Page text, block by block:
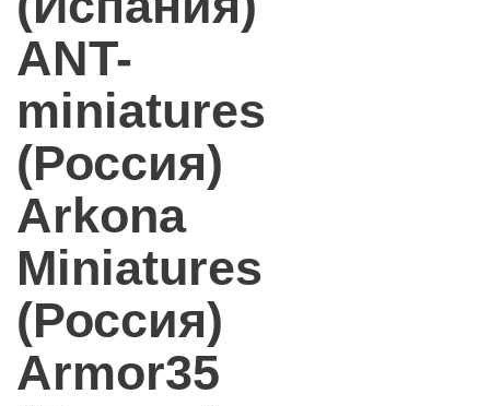
ANT-
miniatures
(Россия)
Arkona
Miniatures
(Россия)
Armor35